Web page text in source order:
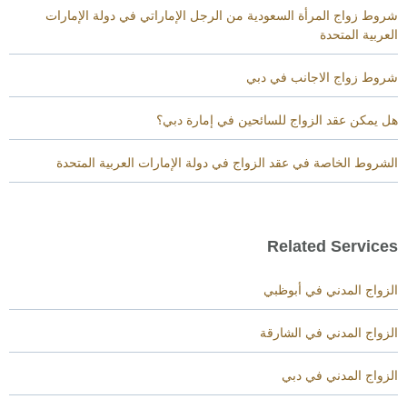
شروط زواج المرأة السعودية من الرجل الإماراتي في دولة الإمارات
العربية المتحدة
شروط زواج الاجانب في دبي
هل يمكن عقد الزواج للسائحين في إمارة دبي؟
الشروط الخاصة في عقد الزواج في دولة الإمارات العربية المتحدة
Related Services
الزواج المدني في أبوظبي
الزواج المدني في الشارقة
الزواج المدني في دبي